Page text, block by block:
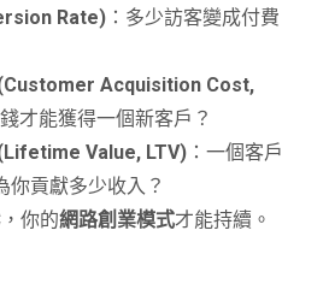
Rate) ：多少訪客變成付費
Acquisition Cost,
才能獲得一個新客戶？
Value, LTV) ：一個客戶
你貢獻多少收入？
你的網路創業模式才能持續。